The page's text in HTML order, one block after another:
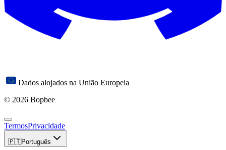
Dados alojados na União Europeia
© 2026 Bopbee
TermosPrivacidade
🇵🇹Português